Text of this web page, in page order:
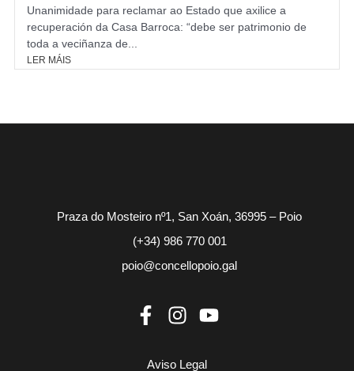
Unanimidade para reclamar ao Estado que axilice a
recuperación da Casa Barroca: “debe ser patrimonio de
toda a veciñanza de...
LER MÁIS
Praza do Mosteiro nº1, San Xoán, 36995 – Poio
(+34) 986 770 001
poio@concellopoio.gal
Aviso Legal